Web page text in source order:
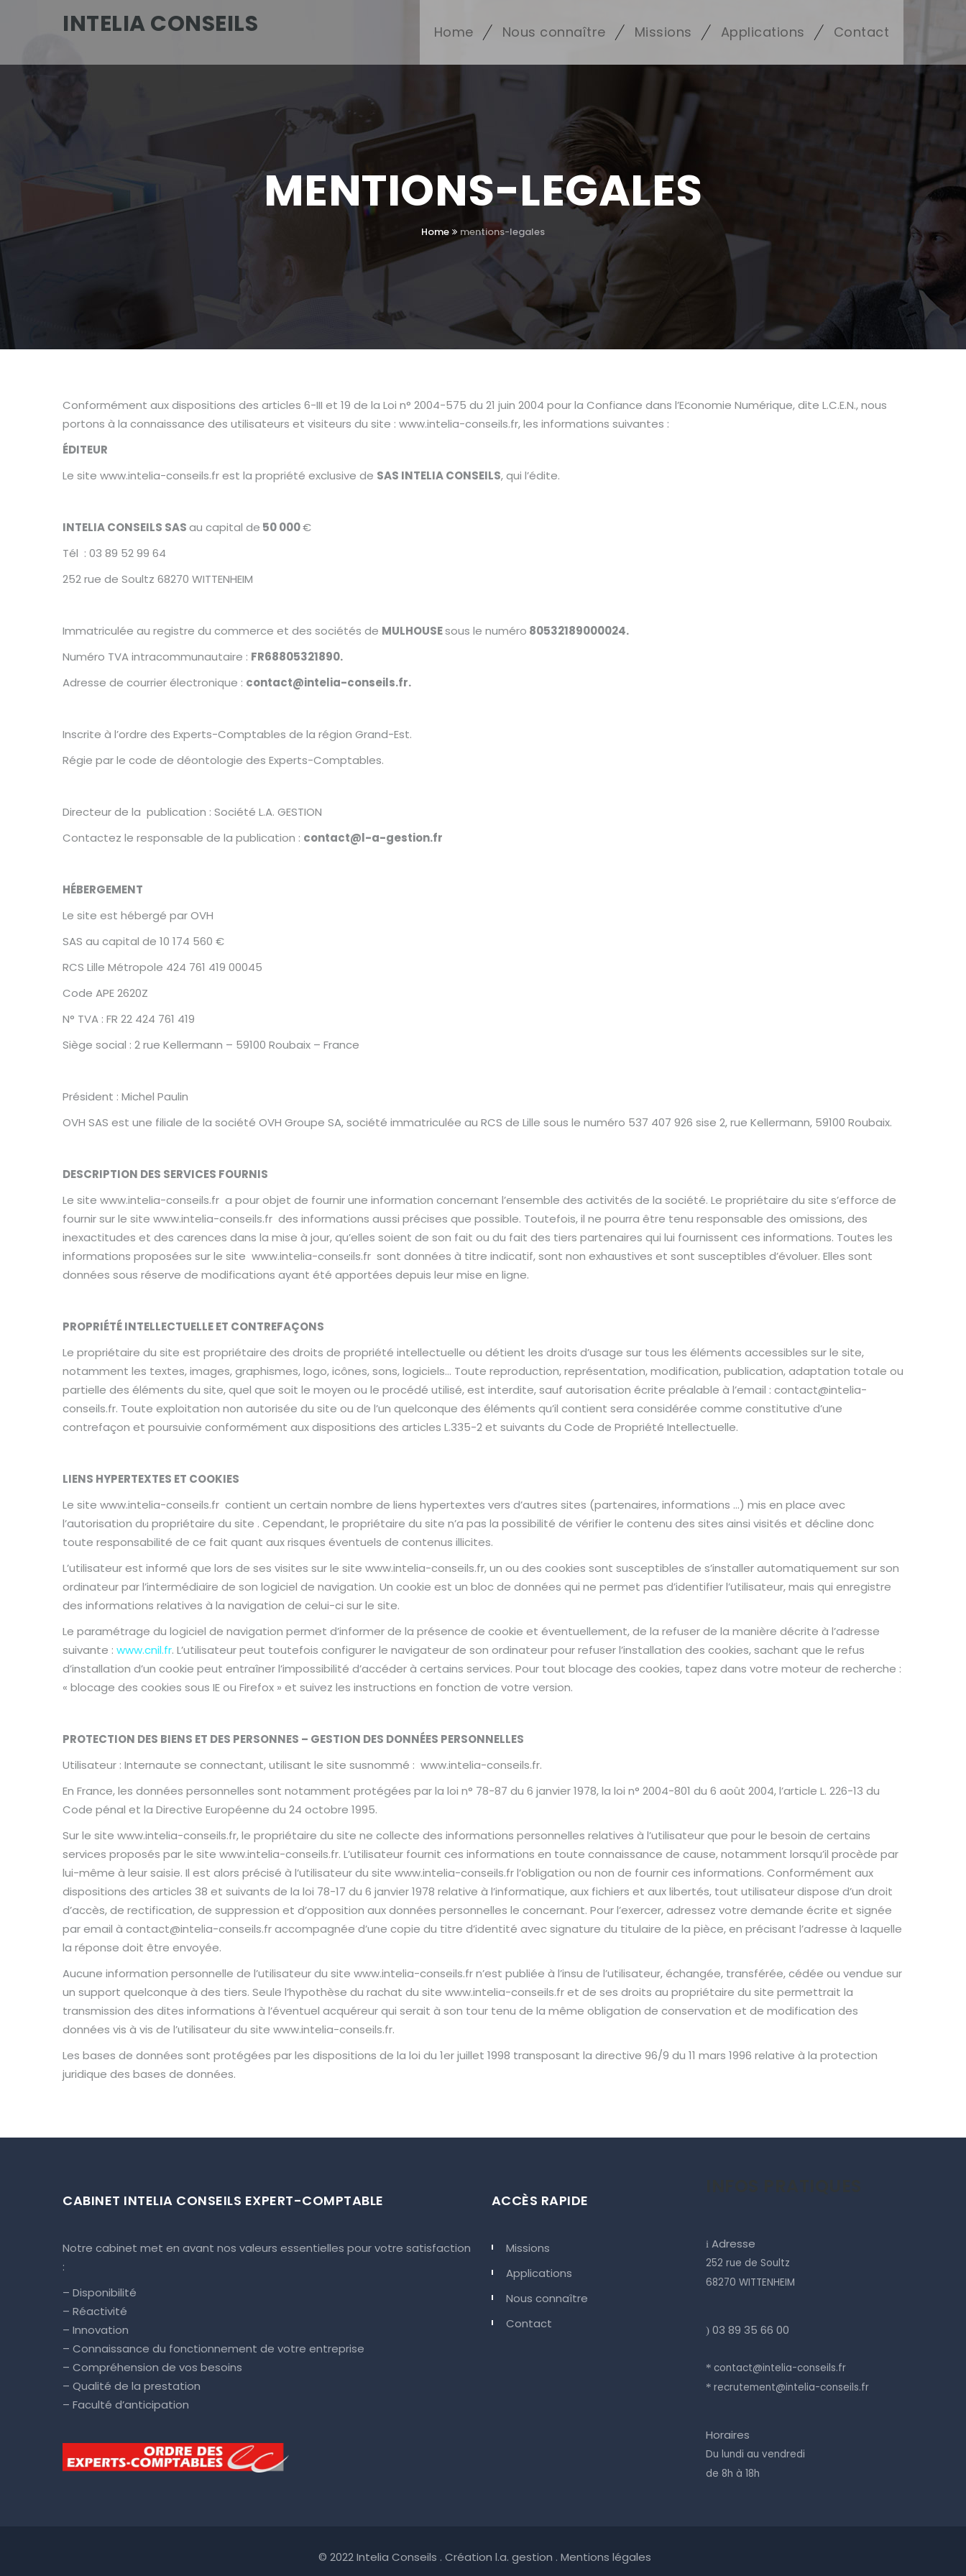
INTELIA CONSEILS Home Nous connaître Missions Applications Contact
MENTIONS-LEGALES
Home mentions-legales
Conformément aux dispositions des articles 6-III et 19 de la Loi n° 2004-575 du 21 juin 2004 pour la Confiance dans l’Economie Numérique, dite L.C.E.N., nous
portons à la connaissance des utilisateurs et visiteurs du site : www.intelia-conseils.fr, les informations suivantes :
ÉDITEUR
Le site www.intelia-conseils.fr est la propriété exclusive de SAS INTELIA CONSEILS, qui l’édite.
INTELIA CONSEILS SASau capital de 50 000€
Tél : 03 89 52 99 64
252 rue de Soultz 68270 WITTENHEIM
Immatriculée au registre du commerce et des sociétés de MULHOUSEsous le numéro 80532189000024.
Numéro TVA intracommunautaire : FR68805321890.
Adresse de courrier électronique : contact@intelia-conseils.fr.
Inscrite à l’ordre des Experts-Comptables de la région Grand-Est.
Régie par le code de déontologie des Experts-Comptables.
Directeur de la publication : Société L.A. GESTION
Contactez le responsable de la publication : contact@l-a-gestion.fr
HÉBERGEMENT
Le site est hébergé par OVH
SAS au capital de 10 174 560 €
RCS Lille Métropole 424 761 419 00045
Code APE 2620Z
N° TVA : FR 22 424 761 419
Siège social : 2 rue Kellermann – 59100 Roubaix – France
Président : Michel Paulin
OVH SAS est une filiale de la société OVH Groupe SA, société immatriculée au RCS de Lille sous le numéro 537 407 926 sise 2, rue Kellermann, 59100 Roubaix.
DESCRIPTION DES SERVICES FOURNIS
Le site www.intelia-conseils.fr a pour objet de fournir une information concernant l’ensemble des activités de la société. Le propriétaire du site s’efforce de
fournir sur le site www.intelia-conseils.fr des informations aussi précises que possible. Toutefois, il ne pourra être tenu responsable des omissions, des
inexactitudes et des carences dans la mise à jour, qu’elles soient de son fait ou du fait des tiers partenaires qui lui fournissent ces informations. Toutes les
informations proposées sur le site www.intelia-conseils.fr sont données à titre indicatif, sont non exhaustives et sont susceptibles d’évoluer. Elles sont
données sous réserve de modifications ayant été apportées depuis leur mise en ligne.
PROPRIÉTÉ INTELLECTUELLE ET CONTREFAÇONS
Le propriétaire du site est propriétaire des droits de propriété intellectuelle ou détient les droits d’usage sur tous les éléments accessibles sur le site,
notamment les textes, images, graphismes, logo, icônes, sons, logiciels… Toute reproduction, représentation, modification, publication, adaptation totale ou
partielle des éléments du site, quel que soit le moyen ou le procédé utilisé, est interdite, sauf autorisation écrite préalable à l’email : contact@intelia-
conseils.fr. Toute exploitation non autorisée du site ou de l’un quelconque des éléments qu’il contient sera considérée comme constitutive d’une
contrefaçon et poursuivie conformément aux dispositions des articles L.335-2 et suivants du Code de Propriété Intellectuelle.
LIENS HYPERTEXTES ET COOKIES
Le site www.intelia-conseils.fr contient un certain nombre de liens hypertextes vers d’autres sites (partenaires, informations …) mis en place avec
l’autorisation du propriétaire du site . Cependant, le propriétaire du site n’a pas la possibilité de vérifier le contenu des sites ainsi visités et décline donc
toute responsabilité de ce fait quant aux risques éventuels de contenus illicites.
L’utilisateur est informé que lors de ses visites sur le site www.intelia-conseils.fr, un ou des cookies sont susceptibles de s’installer automatiquement sur son
ordinateur par l’intermédiaire de son logiciel de navigation. Un cookie est un bloc de données qui ne permet pas d’identifier l’utilisateur, mais qui enregistre
des informations relatives à la navigation de celui-ci sur le site.
Le paramétrage du logiciel de navigation permet d’informer de la présence de cookie et éventuellement, de la refuser de la manière décrite à l’adresse
suivante : www.cnil.fr. L’utilisateur peut toutefois configurer le navigateur de son ordinateur pour refuser l’installation des cookies, sachant que le refus
d’installation d’un cookie peut entraîner l’impossibilité d’accéder à certains services. Pour tout blocage des cookies, tapez dans votre moteur de recherche :
« blocage des cookies sous IE ou Firefox » et suivez les instructions en fonction de votre version.
PROTECTION DES BIENS ET DES PERSONNES – GESTION DES DONNÉES PERSONNELLES
Utilisateur : Internaute se connectant, utilisant le site susnommé : www.intelia-conseils.fr.
En France, les données personnelles sont notamment protégées par la loi n° 78-87 du 6 janvier 1978, la loi n° 2004-801 du 6 août 2004, l’article L. 226-13 du
Code pénal et la Directive Européenne du 24 octobre 1995.
Sur le site www.intelia-conseils.fr, le propriétaire du site ne collecte des informations personnelles relatives à l’utilisateur que pour le besoin de certains
services proposés par le site www.intelia-conseils.fr. L’utilisateur fournit ces informations en toute connaissance de cause, notamment lorsqu’il procède par
lui-même à leur saisie. Il est alors précisé à l’utilisateur du site www.intelia-conseils.fr l’obligation ou non de fournir ces informations. Conformément aux
dispositions des articles 38 et suivants de la loi 78-17 du 6 janvier 1978 relative à l’informatique, aux fichiers et aux libertés, tout utilisateur dispose d’un droit
d’accès, de rectification, de suppression et d’opposition aux données personnelles le concernant. Pour l’exercer, adressez votre demande écrite et signée
par email à contact@intelia-conseils.fr accompagnée d’une copie du titre d’identité avec signature du titulaire de la pièce, en précisant l’adresse à laquelle
la réponse doit être envoyée.
Aucune information personnelle de l’utilisateur du site www.intelia-conseils.fr n’est publiée à l’insu de l’utilisateur, échangée, transférée, cédée ou vendue sur
un support quelconque à des tiers. Seule l’hypothèse du rachat du site www.intelia-conseils.fr et de ses droits au propriétaire du site permettrait la
transmission des dites informations à l’éventuel acquéreur qui serait à son tour tenu de la même obligation de conservation et de modification des
données vis à vis de l’utilisateur du site www.intelia-conseils.fr.
Les bases de données sont protégées par les dispositions de la loi du 1er juillet 1998 transposant la directive 96/9 du 11 mars 1996 relative à la protection
juridique des bases de données.
CABINET INTELIA CONSEILS EXPERT-COMPTABLE
Notre cabinet met en avant nos valeurs essentielles pour votre satisfaction
:
– Disponibilité
– Réactivité
– Innovation
– Connaissance du fonctionnement de votre entreprise
– Compréhension de vos besoins
– Qualité de la prestation
– Faculté d’anticipation
ACCÈS RAPIDE
Missions
Applications
Nous connaître
Contact
i Adresse
252 rue de Soultz
68270 WITTENHEIM
) 03 89 35 66 00
* contact@intelia-conseils.fr
* recrutement@intelia-conseils.fr
Horaires
Du lundi au vendredi
de 8h à 18h
© 2022 Intelia Conseils . Création l.a. gestion . Mentions légales